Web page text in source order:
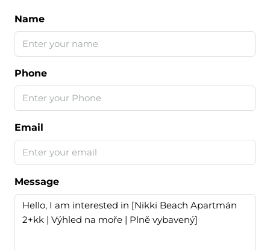
Name
Phone
Email
Message